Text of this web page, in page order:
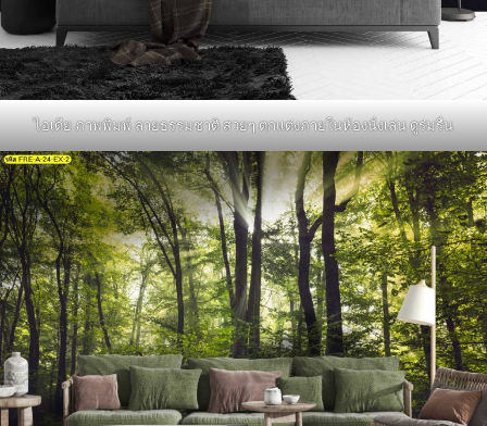
ไอเดีย ภาพพิมพ์ ลายธรรมชาติ สวยๆ ตกแต่งภายในห้องนั่งเล่น ดูร่มรื่น